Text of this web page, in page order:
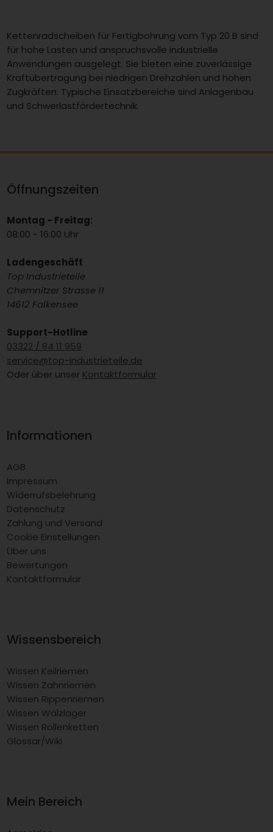
Kettenradscheiben für Fertigbohrung vom Typ 20 B sind
für hohe Lasten und anspruchsvolle industrielle
Anwendungen ausgelegt. Sie bieten eine zuverlässige
Kraftübertragung bei niedrigen Drehzahlen und hohen
Zugkräften. Typische Einsatzbereiche sind Anlagenbau
und Schwerlastfördertechnik.
Öffnungszeiten
Montag - Freitag:
08:00 - 16:00 Uhr
Ladengeschäft
Top Industrieteile
Chemnitzer Strasse 11
14612 Falkensee
Support-Hotline
03322 / 84 11 959
service@top-industrieteile.de
Oder über unser Kontaktformular
Informationen
AGB
Impressum
Widerrufsbelehrung
Datenschutz
Zahlung und Versand
Cookie Einstellungen
Über uns
Bewertungen
Kontaktformular
Wissensbereich
Wissen Keilriemen
Wissen Zahnriemen
Wissen Rippenriemen
Wissen Wälzlager
Wissen Rollenketten
Glossar/Wiki
Mein Bereich